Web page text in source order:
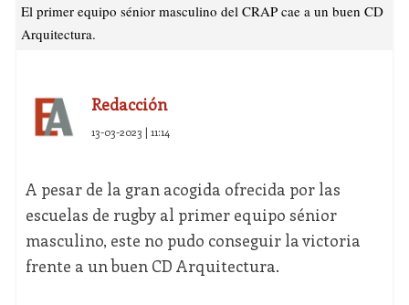
El primer equipo sénior masculino del CRAP cae a un buen CD
Arquitectura.
Redacción
13-03-2023 | 11:14
A pesar de la gran acogida ofrecida por las
escuelas de rugby al primer equipo sénior
masculino, este no pudo conseguir la victoria
frente a un buen CD Arquitectura.